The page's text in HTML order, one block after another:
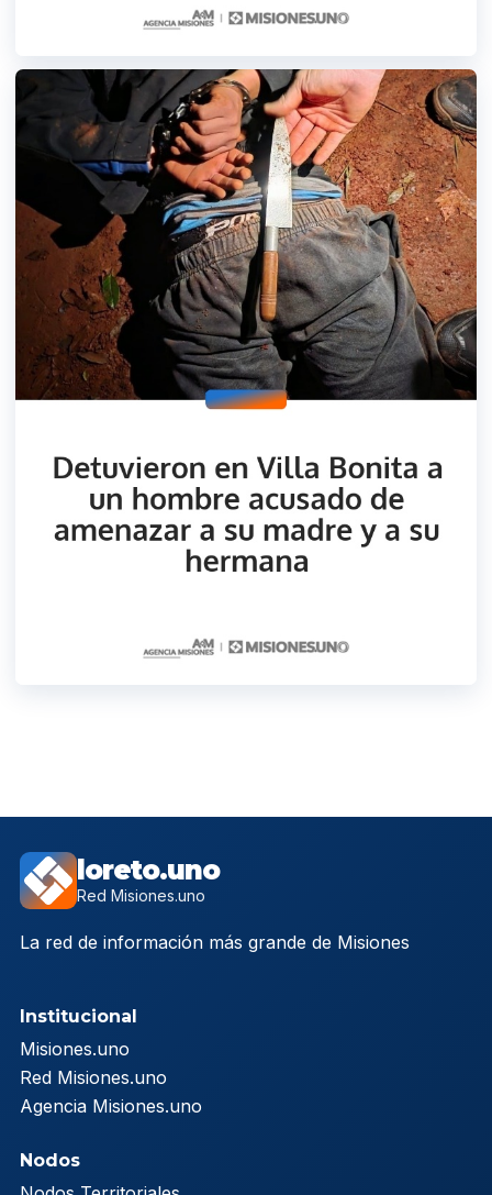
loreto.uno
Red Misiones.uno
La red de información más grande de Misiones
Institucional
Misiones.uno
Red Misiones.uno
Agencia Misiones.uno
Nodos